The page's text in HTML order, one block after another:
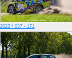
2023 / 037 - 171